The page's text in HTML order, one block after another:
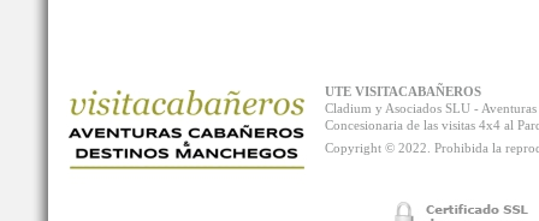
UTE VISITACABAÑEROS
Cladium y Asociados SLU -
Concesionaria de las visitas 4x4 al
Copyright © 2022. Prohibida la